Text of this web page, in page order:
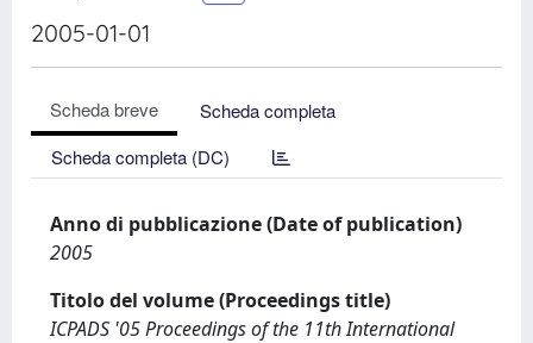
2005-01-01
Scheda breve
Scheda completa
Scheda completa (DC)
Anno di pubblicazione (Date of publication)
2005
Titolo del volume (Proceedings title)
ICPADS '05 Proceedings of the 11th International